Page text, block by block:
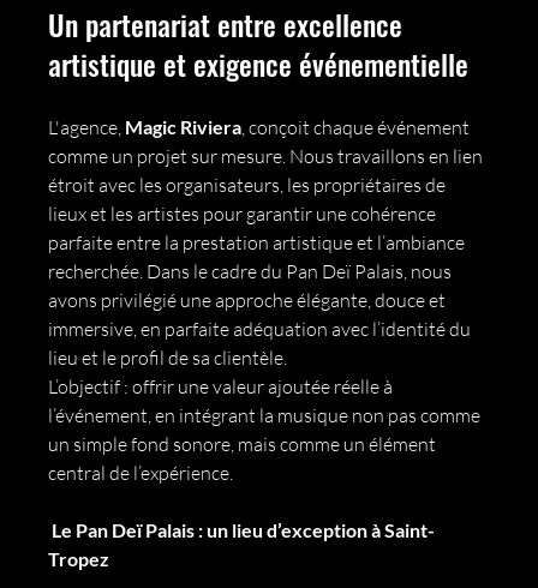
Un partenariat entre excellence
artistique et exigence événementielle
L'agence, Magic Riviera , conçoit chaque événement
comme un projet sur mesure. Nous travaillons en lien
étroit avec les organisateurs, les propriétaires de
lieux et les artistes pour garantir une cohérence
parfaite entre la prestation artistique et l’ambiance
recherchée. Dans le cadre du Pan Deï Palais, nous
avons privilégié une approche élégante, douce et
immersive, en parfaite adéquation avec l’identité du
lieu et le profil de sa clientèle.
L’objectif : offrir une valeur ajoutée réelle à
l’événement, en intégrant la musique non pas comme
un simple fond sonore, mais comme un élément
central de l’expérience.
Tropez